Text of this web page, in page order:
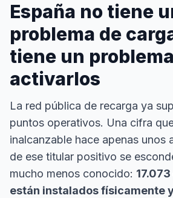
España no tiene
problema de
tiene un
activarlos
La red pública de recarga ya
puntos operativos. Una cifra
inalcanzable hace apenas unos
de ese titular positivo se
mucho menos conocido:
están instalados físicamente